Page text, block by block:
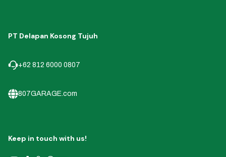
PT Delapan Kosong Tujuh
+62 812 6000 0807
807GARAGE.com
Keep in touch with us!